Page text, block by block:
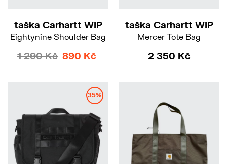
taška Carhartt WIP
Eightynine Shoulder Bag
1 290 Kč 890 Kč
taška Carhartt WIP
Mercer Tote Bag
2 350 Kč
35%